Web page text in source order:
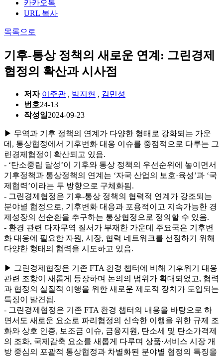
카카오톡
URL 복사
목록으로
기후-통상 정책의 새로운 연계: 그린경제
협정의 확산과 시사점
저자 이주관 , 박지현 , 김민성
번호24-13
작성일 2024-09-23
▶ 무역과 기후 정책의 연계가 다양한 형태로 강화되는 가운
데, 통상협정에서 기후변화 대응 이슈를 중점적으로 다루는 그
린경제협정이 확산되고 있음.
- ‘탄소중립 달성’이 기후와 통상 정책의 우선순위에 놓이면서
기후정책과 통상정책의 연계는 ‘자국 산업의 보호·육성’과 ‘국
제협력’이라는 두 방향으로 구체화됨.
- 그린경제협정은 기후-통상 정책의 협력적 연계가 강조되는
분야별 협정으로, 기후변화 대응과 포용적이고 지속가능한 경
제성장의 선순환을 추구하는 통상협정으로 정의할 수 있음.
- 환경 관련 다자무역 질서가 부재한 가운데 주요국은 기후변
화 대응에 필요한 자원, 시장, 협력 네트워크를 선점하기 위해
다양한 형태의 협력을 시도하고 있음.
▶ 그린경제협정은 기존 FTA 환경 챕터에 비해 기후위기 대응
관련 조항이 새롭게 등장하며 논의의 범위가 확대되었고, 협력
과 협정의 실질적 이행을 위한 새로운 제도적 장치가 도입되는
특징이 발견됨.
- 그린경제협정은 기존 FTA 환경 챕터의 내용을 바탕으로 하
면서도 새로운 요소로 파리협정의 신속한 이행을 위한 규제 조
화와 상호 인증, 보조금 이슈, 금융지원, 탄소세 및 탄소가격제
의 조화, 국제감축 요소를 새롭게 다루며 상품·서비스 시장 개
방 중심의 포괄적 통상협정과 차별화된 분야별 협정의 특징을